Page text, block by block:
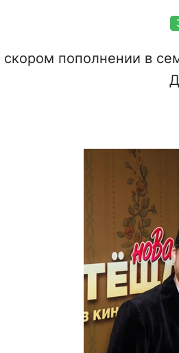
пополнении в